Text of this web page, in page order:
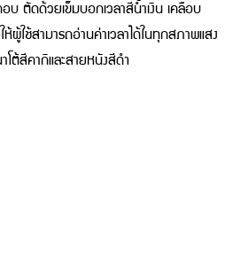
บ ตัดด้วยเข็มบอกเวลาสีน้ำเงิน เคลือบ
ห้ผู้ใช้สามารถอ่านค่าเวลาได้ในทุกสภาพแสง
โต้สีคากิและสายหนังสีดำ